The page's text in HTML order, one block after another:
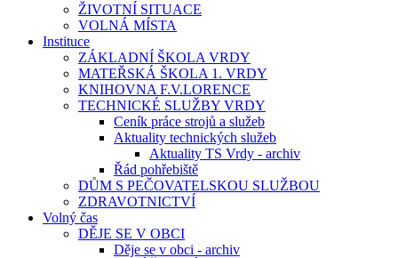
ŽIVOTNÍ SITUACE
VOLNÁ MÍSTA
Instituce
ZÁKLADNÍ ŠKOLA VRDY
MATEŘSKÁ ŠKOLA 1. VRDY
KNIHOVNA F.V.LORENCE
TECHNICKÉ SLUŽBY VRDY
Ceník práce strojů a služeb
Aktuality technických služeb
Aktuality TS Vrdy - archiv
Řád pohřebiště
DŮM S PEČOVATELSKOU SLUŽBOU
ZDRAVOTNICTVÍ
Volný čas
DĚJE SE V OBCI
Děje se v obci - archiv